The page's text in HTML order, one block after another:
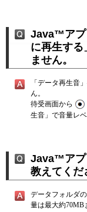
Java™アプ
に再生する
ません。
「データ再生音
ん。
待受画面から
生音」で音量レ
Java™アプ
教えてくだ
データフォルダ
量は最大約70MB